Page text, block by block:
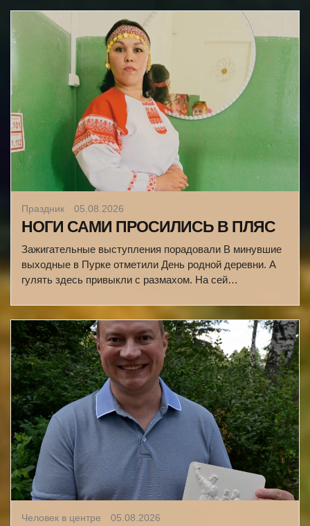
Праздник 05.08.2026
НОГИ САМИ ПРОСИЛИСЬ В ПЛЯС
Зажигательные выступления порадовали В минувшие
выходные в Пурке отметили День родной деревни. А
гулять здесь привыкли с размахом. На сей…
Человек в центре 05.08.2026